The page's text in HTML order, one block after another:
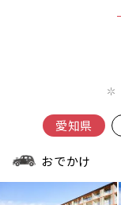
愛知県
おでかけ